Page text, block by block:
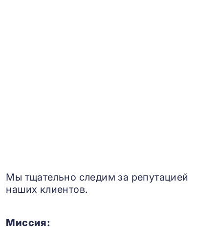
Мы тщательно следим за репутацией
наших клиентов.
Миссия: